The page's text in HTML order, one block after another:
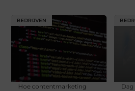
BEDRIJVEN
Hoe contentmarketing
Dag